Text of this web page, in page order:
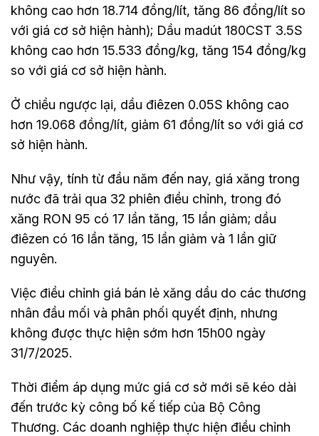
không cao hơn 18.714 đồng/lít, tăng 86 đồng/lít so
với giá cơ sở hiện hành); Dầu madút 180CST 3.5S
không cao hơn 15.533 đồng/kg, tăng 154 đồng/kg
so với giá cơ sở hiện hành.
Ở chiều ngược lại, dầu điêzen 0.05S không cao
hơn 19.068 đồng/lít, giảm 61 đồng/lít so với giá cơ
sở hiện hành.
Như vậy, tính từ đầu năm đến nay, giá xăng trong
nước đã trải qua 32 phiên điều chỉnh, trong đó
xăng RON 95 có 17 lần tăng, 15 lần giảm; dầu
điêzen có 16 lần tăng, 15 lần giảm và 1 lần giữ
nguyên.
Việc điều chỉnh giá bán lẻ xăng dầu do các thương
nhân đầu mối và phân phối quyết định, nhưng
không được thực hiện sớm hơn 15h00 ngày
31/7/2025.
Thời điểm áp dụng mức giá cơ sở mới sẽ kéo dài
đến trước kỳ công bố kế tiếp của Bộ Công
Thương. Các doanh nghiệp thực hiện điều chỉnh